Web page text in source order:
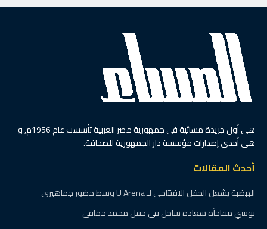
هي أول جريدة مسائية في جمهورية مصر العربية تأسست عام 1956م, و
هي أحدى إصدارات مؤسسة دار الجمهورية للصحافة.
أحدث المقالات
الهضبة يشعل الحفل الافتتاحي لـ U Arena وسط حضور جماهيري
بوسي مفاجأة سعادة ساحل في حفل محمد حماقي